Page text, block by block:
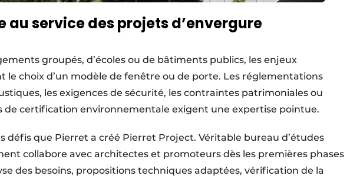
au service des projets d’envergure
groupés, d’écoles ou de bâtiments publics, les enjeux
le choix d’un modèle de fenêtre ou de porte. Les réglementations
les exigences de sécurité, les contraintes patrimoniales ou
de certification environnementale exigent une expertise pointue.
défis que Pierret a créé Pierret Project. Véritable bureau d’études
collabore avec architectes et promoteurs dès les premières phases
des besoins, propositions techniques adaptées, vérification de la